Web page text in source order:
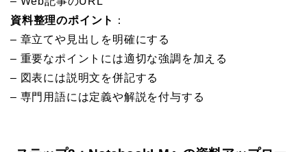
資料整理のポイント
：
– 章立てや見出しを明確にする
– 重要なポイントには適切な強調を加える
– 図表には説明文を併記する
– 専門用語には定義や解説を付与する